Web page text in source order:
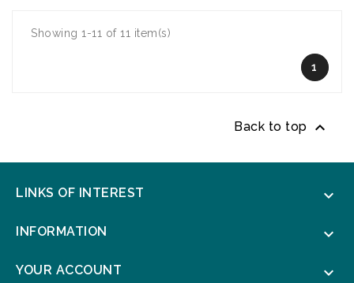
Showing 1-11 of 11 item(s)
1
Back to top 
LINKS OF INTEREST 
INFORMATION 
YOUR ACCOUNT 